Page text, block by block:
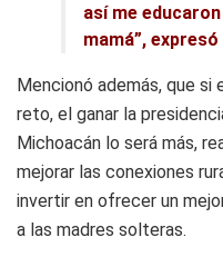
así me
mamá”,
Mencionó además, que si
reto, el ganar la
Michoacán lo será más,
mejorar las conexiones
invertir en ofrecer un
a las madres solteras.